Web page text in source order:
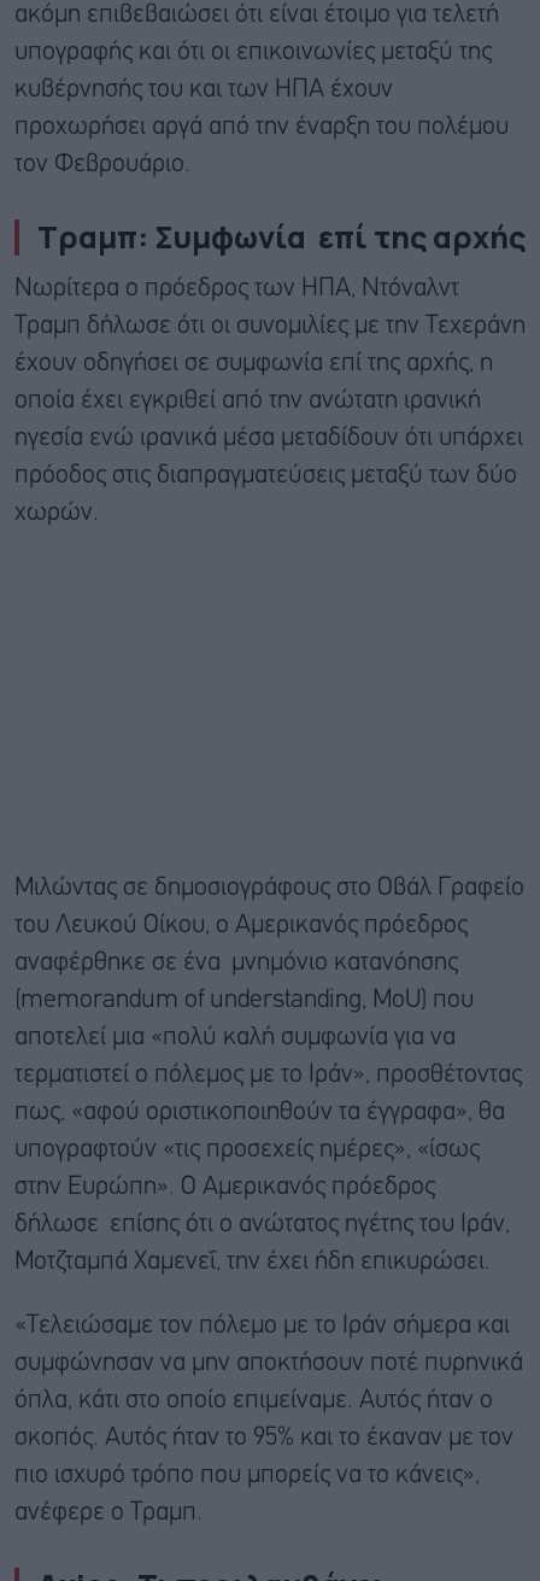
ακόμη επιβεβαιώσει ότι είναι έτοιμο για τελετή
υπογραφής και ότι οι επικοινωνίες μεταξύ της
κυβέρνησής του και των ΗΠΑ έχουν
προχωρήσει αργά από την έναρξη του πολέμου
τον Φεβρουάριο.
Τραμπ: Συμφωνία επί της αρχής
Νωρίτερα ο πρόεδρος των ΗΠΑ, Ντόναλντ
Τραμπ δήλωσε ότι οι συνομιλίες με την Τεχεράνη
έχουν οδηγήσει σε συμφωνία επί της αρχής, η
οποία έχει εγκριθεί από την ανώτατη ιρανική
ηγεσία ενώ ιρανικά μέσα μεταδίδουν ότι υπάρχει
πρόοδος στις διαπραγματεύσεις μεταξύ των δύο
χωρών.
Μιλώντας σε δημοσιογράφους στο Οβάλ Γραφείο
του Λευκού Οίκου, ο Αμερικανός πρόεδρος
αναφέρθηκε σε ένα μνημόνιο κατανόησης
(memorandum of understanding, MoU) που
αποτελεί μια «πολύ καλή συμφωνία για να
τερματιστεί ο πόλεμος με το Ιράν», προσθέτοντας
πως, «αφού οριστικοποιηθούν τα έγγραφα», θα
υπογραφτούν «τις προσεχείς ημέρες», «ίσως
στην Ευρώπη». Ο Αμερικανός πρόεδρος
δήλωσε επίσης ότι ο ανώτατος ηγέτης του Ιράν,
Μοτζταμπά Χαμενεΐ, την έχει ήδη επικυρώσει.
«Τελειώσαμε τον πόλεμο με το Ιράν σήμερα και
συμφώνησαν να μην αποκτήσουν ποτέ πυρηνικά
όπλα, κάτι στο οποίο επιμείναμε. Αυτός ήταν ο
σκοπός. Αυτός ήταν το 95% και το έκαναν με τον
πιο ισχυρό τρόπο που μπορείς να το κάνεις»,
ανέφερε ο Τραμπ.